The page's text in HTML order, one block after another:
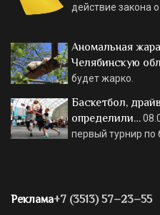
действие закона
Аномальная
Челябинскую
будет жарко.
Баскетбол,
определили…
первый турнир по
Реклама+7 (3513) 57–23–55